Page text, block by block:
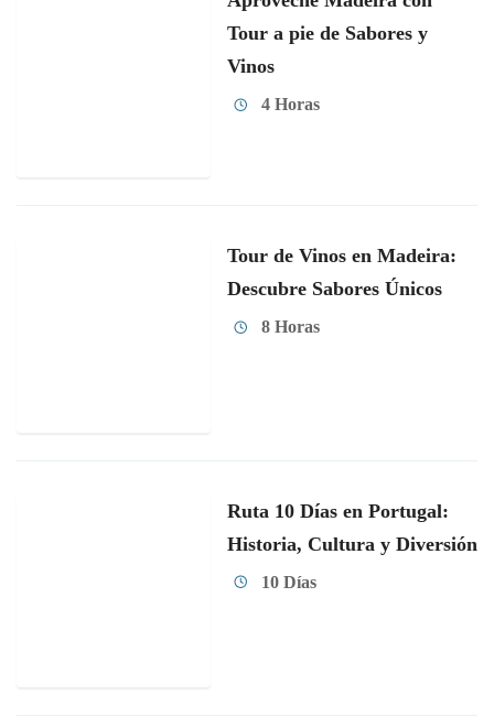
Tour a pie de Sabores y
Vinos
4 Horas
Tour de Vinos en Madeira:
Descubre Sabores Únicos
8 Horas
Ruta 10 Días en Portugal:
Historia, Cultura y Diversión
10 Días